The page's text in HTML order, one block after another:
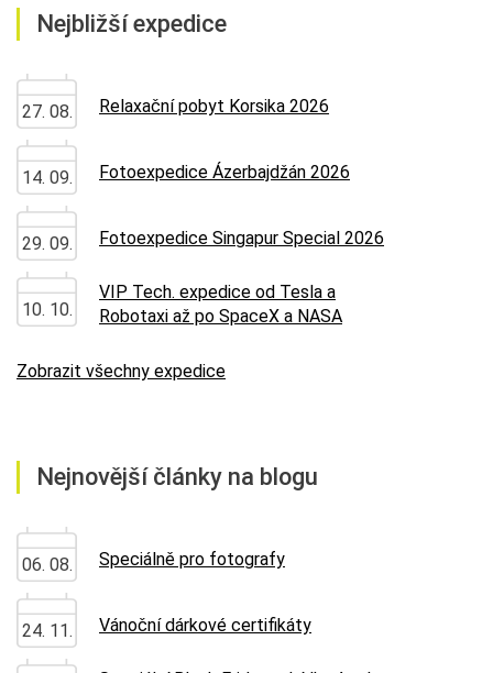
Nejbližší expedice
27. 08. Relaxační pobyt Korsika 2026
14. 09. Fotoexpedice Ázerbajdžán 2026
29. 09. Fotoexpedice Singapur Special 2026
10. 10.
VIP Tech. expedice od Tesla a
Robotaxi až po SpaceX a NASA
Zobrazit všechny expedice
Nejnovější články na blogu
06. 08. Speciálně pro fotografy
24. 11. Vánoční dárkové certifikáty